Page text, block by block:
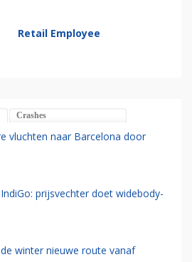
Retail Employee
Crashes
vluchten naar Barcelona door
prijsvechter doet widebody-
winter nieuwe route vanaf